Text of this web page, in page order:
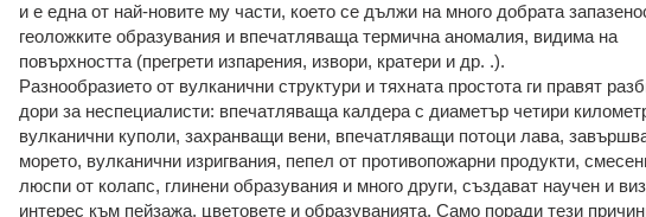
и е една от най-новите му части, което се дължи на много добрата
геоложките образувания и впечатляваща термична аномалия, видима на
повърхността (прегрети изпарения, извори, кратери и др. .).
Разнообразието от вулканични структури и тяхната простота ги правят
дори за неспециалисти: впечатляваща калдера с диаметър четири
вулканични куполи, захранващи вени, впечатляващи потоци лава,
морето, вулканични изригвания, пепел от противопожарни продукти,
люспи от колапс, глинени образувания и много други, създават научен и
интерес към пейзажа, цветовете и образуванията. Само поради тези